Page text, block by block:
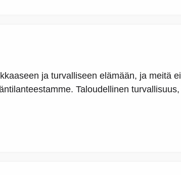
ja turvalliseen elämään, ja meitä
Taloudellinen